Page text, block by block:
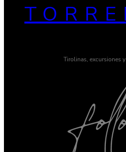
Tirolinas, excursiones